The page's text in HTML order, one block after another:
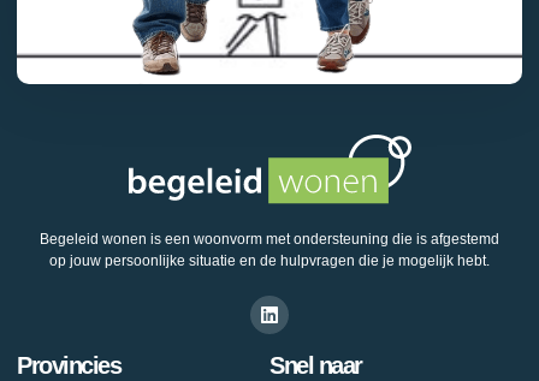
Begeleid wonen is een woonvorm met ondersteuning die is afgestemd
op jouw persoonlijke situatie en de hulpvragen die je mogelijk hebt.
Provincies Snel naar